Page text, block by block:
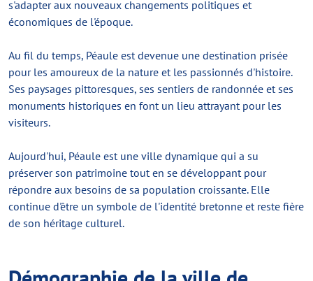
s'adapter aux nouveaux changements politiques et
économiques de l'époque.
Au fil du temps, Péaule est devenue une destination prisée
pour les amoureux de la nature et les passionnés d'histoire.
Ses paysages pittoresques, ses sentiers de randonnée et ses
monuments historiques en font un lieu attrayant pour les
visiteurs.
Aujourd'hui, Péaule est une ville dynamique qui a su
préserver son patrimoine tout en se développant pour
répondre aux besoins de sa population croissante. Elle
continue d'être un symbole de l'identité bretonne et reste fière
de son héritage culturel.